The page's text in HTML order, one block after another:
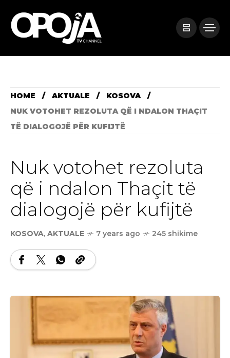
HOME AKTUALE
KOSOVA
NUK VOTOHET REZOLUTA QË I NDALON THAÇIT
TË DIALOGOJË PËR KUFIJTË
Nuk votohet rezoluta
që i ndalon Thaçit të
dialogojë për kufijtë
KOSOVA, AKTUALE 7 years ago 245 shikime